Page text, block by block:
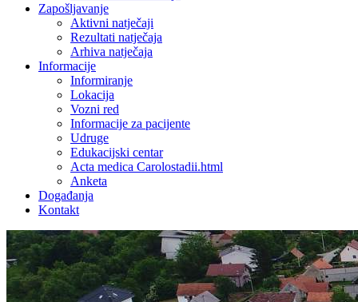
Zapošljavanje
Aktivni natječaji
Rezultati natječaja
Arhiva natječaja
Informacije
Informiranje
Lokacija
Vozni red
Informacije za pacijente
Udruge
Edukacijski centar
Acta medica Carolostadii.html
Anketa
Događanja
Kontakt